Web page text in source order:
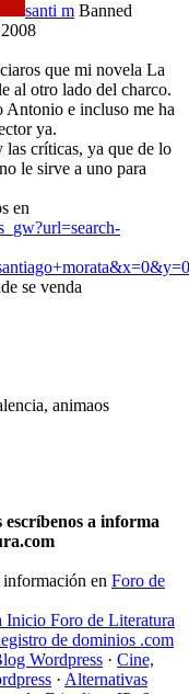
santi m Banned
que mi novela La
al otro lado del charco.
Antonio e incluso me ha
ya.
críticas, ya que de lo
le sirve a uno para
en
se venda
animaos
a informa
en Foro de
Inicio Foro de Literatura
de dominios .com
Wordpress · Cine,
· Alternativas